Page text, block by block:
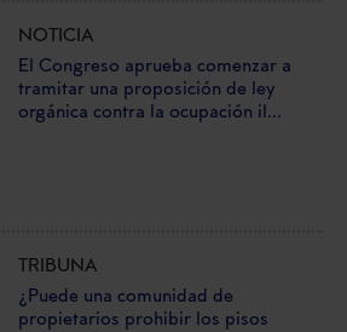
NOTICIA
El Congreso aprueba comenzar a
tramitar una proposición de ley
orgánica contra la ocupación il...
TRIBUNA
¿Puede una comunidad de
propietarios prohibir los pisos